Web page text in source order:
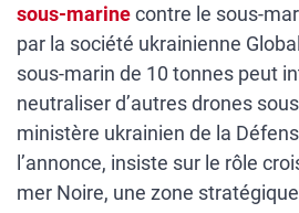
sous-marinecontre le sous-
par la société ukrainienne
sous-marin de 10 tonnes peut
neutraliser d’autres drones
ministère ukrainien de la
l’annonce, insiste sur le rôle
mer Noire, une zone